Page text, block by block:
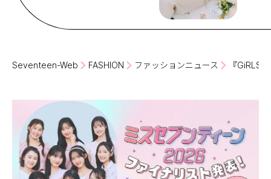
Seventeen-Web FASHION ファッションニュース 『GiRLS